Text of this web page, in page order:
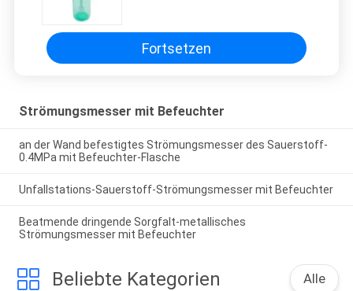
Fortsetzen
Strömungsmesser mit Befeuchter
an der Wand befestigtes Strömungsmesser des Sauerstoff-
0.4MPa mit Befeuchter-Flasche
Unfallstations-Sauerstoff-Strömungsmesser mit Befeuchter
Beatmende dringende Sorgfalt-metallisches
Strömungsmesser mit Befeuchter
Beliebte Kategorien Alle